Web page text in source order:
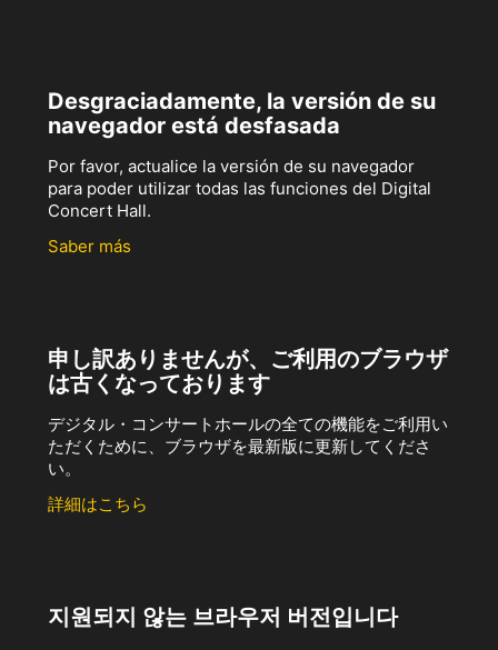
Desgraciadamente, la versión de su
navegador está desfasada
Por favor, actualice la versión de su navegador
para poder utilizar todas las funciones del Digital
Concert Hall.
Saber más
申し訳ありませんが、ご利用のブラウザ
は古くなっております
デジタル・コンサートホールの全ての機能をご利用い
ただくために、ブラウザを最新版に更新してくださ
い。
詳細はこちら
지원되지 않는 브라우저 버전입니다